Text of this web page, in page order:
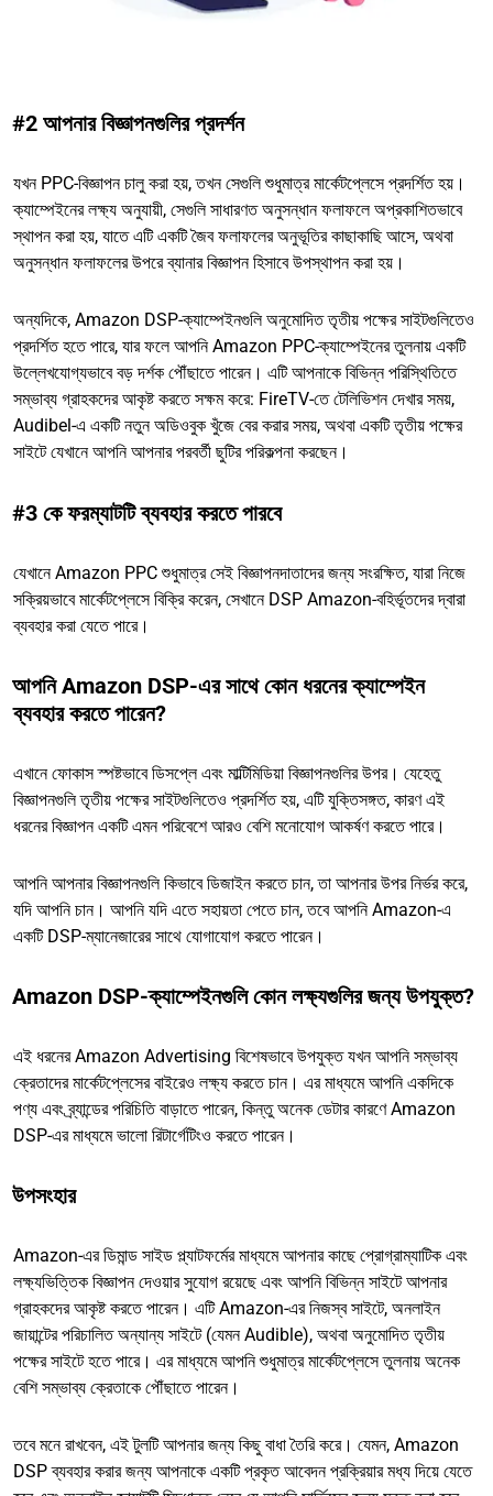
#2 আপনার বিজ্ঞাপনগুলির প্রদর্শন
যখন PPC-বিজ্ঞাপন চালু করা হয়, তখন সেগুলি শুধুমাত্র মার্কেটপ্লেসে প্রদর্শিত হয়।
ক্যাম্পেইনের লক্ষ্য অনুযায়ী, সেগুলি সাধারণত অনুসন্ধান ফলাফলে অপ্রকাশিতভাবে
স্থাপন করা হয়, যাতে এটি একটি জৈব ফলাফলের অনুভূতির কাছাকাছি আসে, অথবা
অনুসন্ধান ফলাফলের উপরে ব্যানার বিজ্ঞাপন হিসাবে উপস্থাপন করা হয়।
অন্যদিকে, Amazon DSP-ক্যাম্পেইনগুলি অনুমোদিত তৃতীয় পক্ষের সাইটগুলিতেও
প্রদর্শিত হতে পারে, যার ফলে আপনি Amazon PPC-ক্যাম্পেইনের তুলনায় একটি
উল্লেখযোগ্যভাবে বড় দর্শক পৌঁছাতে পারেন। এটি আপনাকে বিভিন্ন পরিস্থিতিতে
সম্ভাব্য গ্রাহকদের আকৃষ্ট করতে সক্ষম করে: FireTV-তে টেলিভিশন দেখার সময়,
Audibel-এ একটি নতুন অডিওবুক খুঁজে বের করার সময়, অথবা একটি তৃতীয় পক্ষের
সাইটে যেখানে আপনি আপনার পরবর্তী ছুটির পরিকল্পনা করছেন।
#3 কে ফরম্যাটটি ব্যবহার করতে পারবে
যেখানে Amazon PPC শুধুমাত্র সেই বিজ্ঞাপনদাতাদের জন্য সংরক্ষিত, যারা নিজে
সক্রিয়ভাবে মার্কেটপ্লেসে বিক্রি করেন, সেখানে DSP Amazon-বহির্ভূতদের দ্বারা
ব্যবহার করা যেতে পারে।
আপনি Amazon DSP-এর সাথে কোন ধরনের ক্যাম্পেইন
ব্যবহার করতে পারেন?
এখানে ফোকাস স্পষ্টভাবে ডিসপ্লে এবং মাল্টিমিডিয়া বিজ্ঞাপনগুলির উপর। যেহেতু
বিজ্ঞাপনগুলি তৃতীয় পক্ষের সাইটগুলিতেও প্রদর্শিত হয়, এটি যুক্তিসঙ্গত, কারণ এই
ধরনের বিজ্ঞাপন একটি এমন পরিবেশে আরও বেশি মনোযোগ আকর্ষণ করতে পারে।
আপনি আপনার বিজ্ঞাপনগুলি কিভাবে ডিজাইন করতে চান, তা আপনার উপর নির্ভর করে,
যদি আপনি চান। আপনি যদি এতে সহায়তা পেতে চান, তবে আপনি Amazon-এ
একটি DSP-ম্যানেজারের সাথে যোগাযোগ করতে পারেন।
Amazon DSP-ক্যাম্পেইনগুলি কোন লক্ষ্যগুলির জন্য উপযুক্ত?
এই ধরনের Amazon Advertising বিশেষভাবে উপযুক্ত যখন আপনি সম্ভাব্য
ক্রেতাদের মার্কেটপ্লেসের বাইরেও লক্ষ্য করতে চান। এর মাধ্যমে আপনি একদিকে
পণ্য এবং ব্র্যান্ডের পরিচিতি বাড়াতে পারেন, কিন্তু অনেক ডেটার কারণে Amazon
DSP-এর মাধ্যমে ভালো রিটার্গেটিংও করতে পারেন।
উপসংহার
Amazon-এর ডিমান্ড সাইড প্ল্যাটফর্মের মাধ্যমে আপনার কাছে প্রোগ্রাম্যাটিক এবং
লক্ষ্যভিত্তিক বিজ্ঞাপন দেওয়ার সুযোগ রয়েছে এবং আপনি বিভিন্ন সাইটে আপনার
গ্রাহকদের আকৃষ্ট করতে পারেন। এটি Amazon-এর নিজস্ব সাইটে, অনলাইন
জায়ান্টের পরিচালিত অন্যান্য সাইটে (যেমন Audible), অথবা অনুমোদিত তৃতীয়
পক্ষের সাইটে হতে পারে। এর মাধ্যমে আপনি শুধুমাত্র মার্কেটপ্লেসে তুলনায় অনেক
বেশি সম্ভাব্য ক্রেতাকে পৌঁছাতে পারেন।
তবে মনে রাখবেন, এই টুলটি আপনার জন্য কিছু বাধা তৈরি করে। যেমন, Amazon
DSP ব্যবহার করার জন্য আপনাকে একটি প্রকৃত আবেদন প্রক্রিয়ার মধ্য দিয়ে যেতে